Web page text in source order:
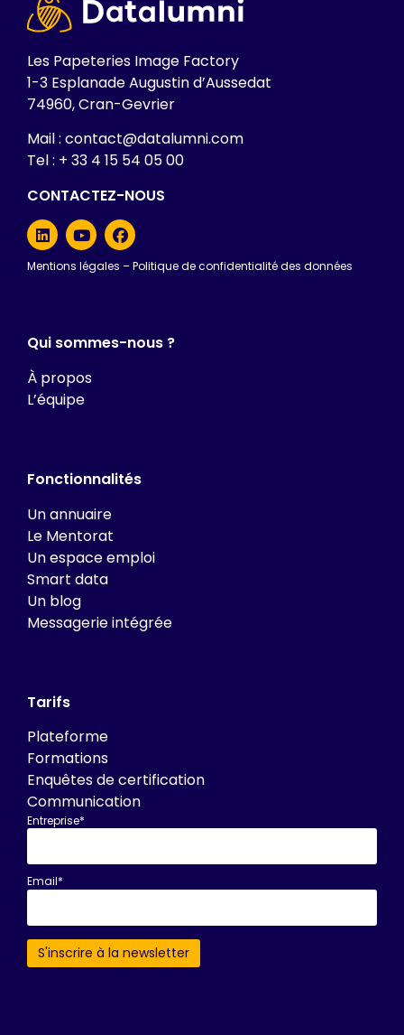
Les Papeteries Image Factory
1-3 Esplanade Augustin d’Aussedat
74960, Cran-Gevrier
Mail : contact@datalumni.com
Tel : + 33 4 15 54 05 00
CONTACTEZ-NOUS
Mentions légales –Politique de confidentialité des données
Qui sommes-nous ?
À propos
L’équipe
Fonctionnalités
Un annuaire
Le Mentorat
Un espace emploi
Smart data
Un blog
Messagerie intégrée
Tarifs
Plateforme
Formations
Enquêtes de certification
Communication
Entreprise*
Email*